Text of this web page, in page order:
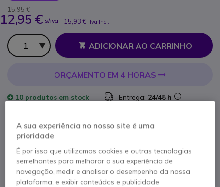
15,95 €
12,95 € s/iva- 15,93 € Iva Incl.
Qtd
ADICIONAR AO CARRINHO
ORÇAMENTO EM 4 HORAS
10 produtos em stock Entrega: 24/48 h
5-7 dias
A sua experiência no nosso site é uma
prioridade
É por isso que utilizamos cookies e outras tecnologias
semelhantes para melhorar a sua experiência de
navegação, medir e analisar o desempenho da nossa
plataforma, e exibir conteúdos e publicidade